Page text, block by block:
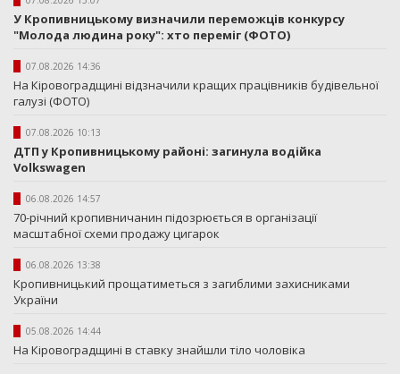
У Кропивницькому визначили переможців конкурсу
"Молода людина року": хто переміг (ФОТО)
07.08.2026 14:36
На Кіровоградщині відзначили кращих працівників будівельної
галузі (ФОТО)
07.08.2026 10:13
ДТП у Кропивницькому районі: загинула водійка
Volkswagen
06.08.2026 14:57
70-річний кропивничанин підозрюється в організації
масштабної схеми продажу цигарок
06.08.2026 13:38
Кропивницький прощатиметься з загиблими захисниками
України
05.08.2026 14:44
На Кіровоградщині в ставку знайшли тіло чоловіка